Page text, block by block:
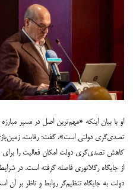
او با بیان اینکه «مهم‌ترین اصل در مسیر
تصدی‌گری دولتی است»، گفت: رقابت،
کاهش تصدی‌گری دولت امکان فعالیت را برای
از جایگاه رگلاتوری فاصله گرفته است. در
دولت به جایگاه تنظیم‌گر روابط و ناظر بر